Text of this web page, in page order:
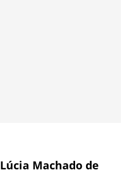
Machado de